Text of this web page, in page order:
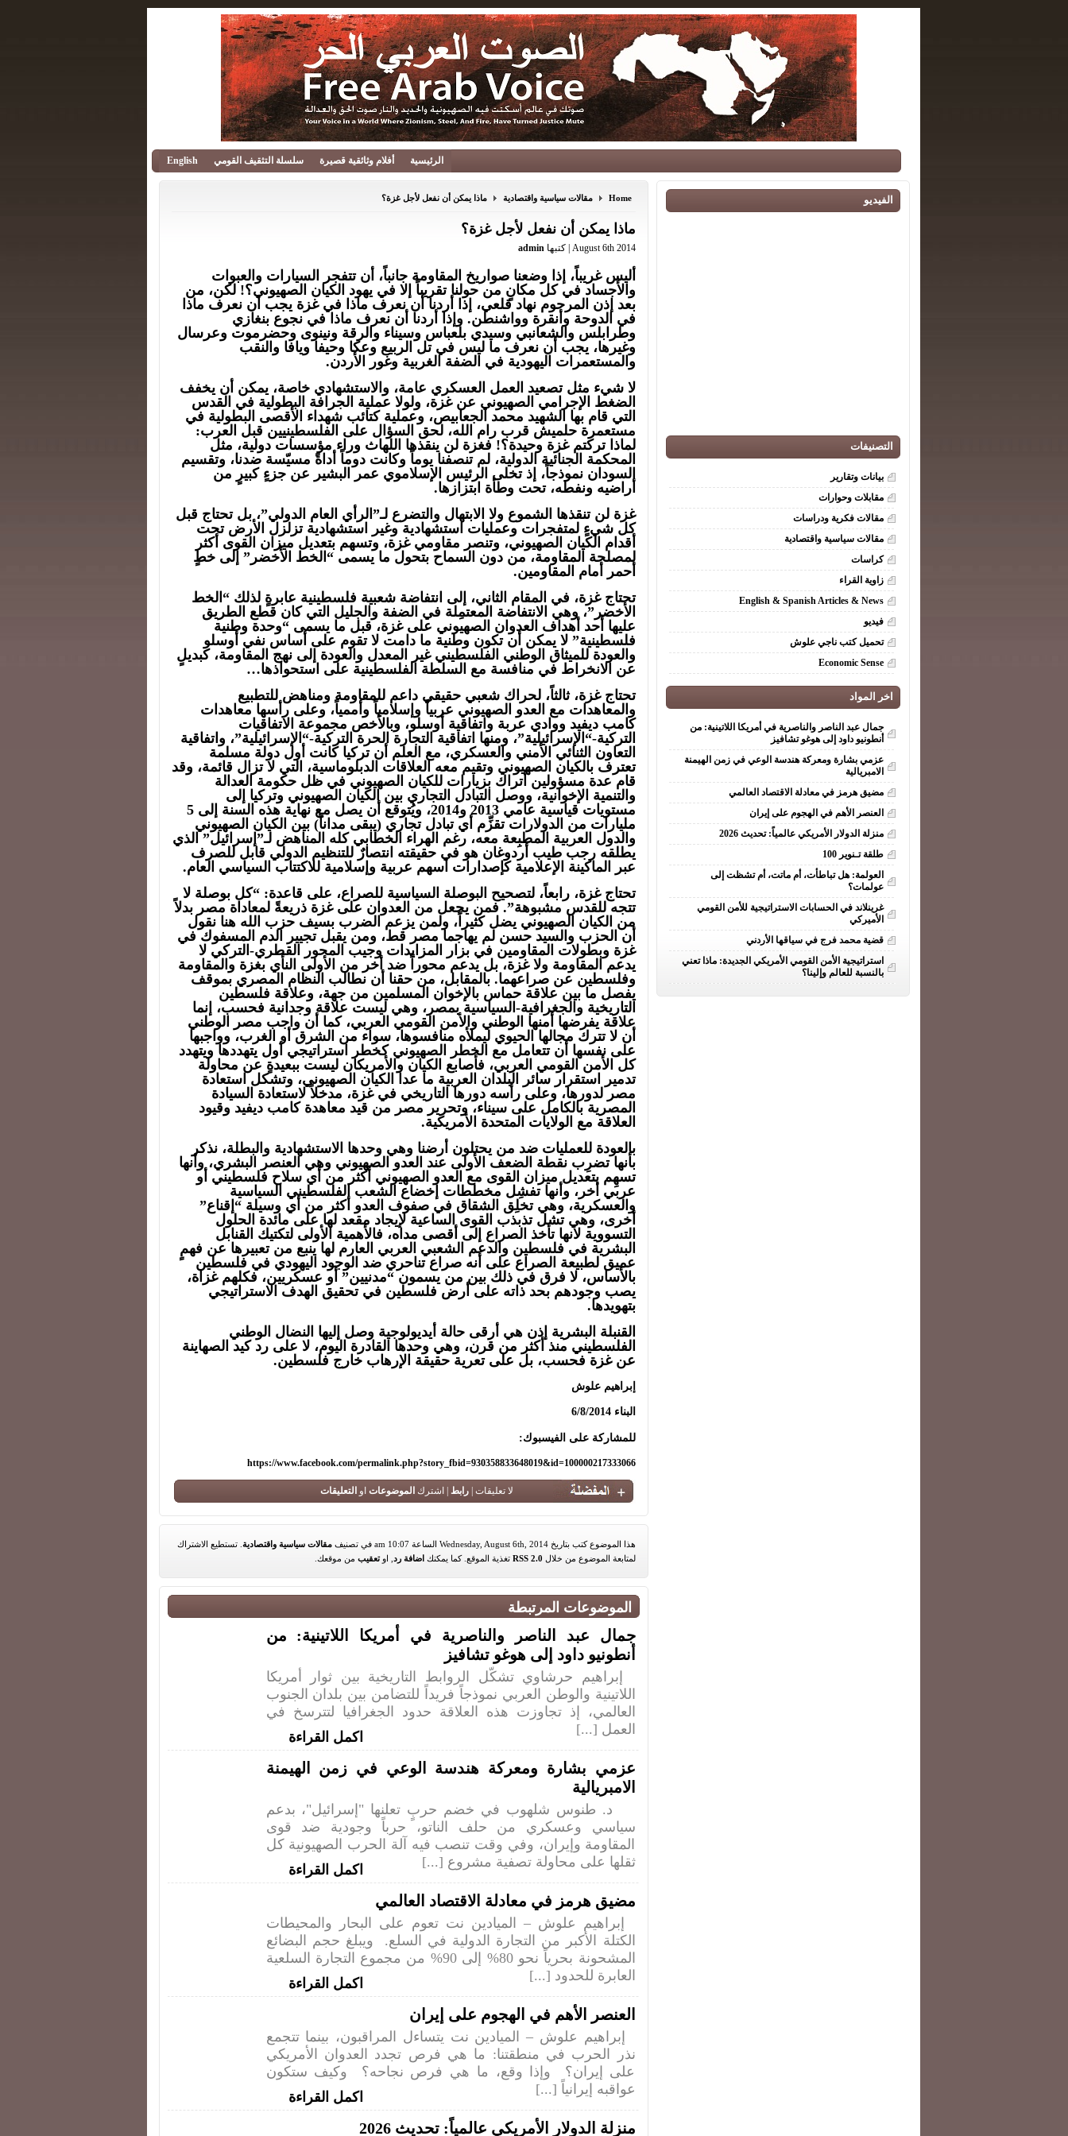
الرئيسية أفلام وثائقية قصيرة سلسلة التثقيف القومي English
Home مقالات سياسية واقتصادية ماذا يمكن أن نفعل لأجل غزة؟
ماذا يمكن أن نفعل لأجل غزة؟
August 6th 2014 | كتبها admin
أليس غريباً، إذا وضعنا صواريخ المقاومة جانباً، أن تتفجر السيارات والعبوات
والأجساد في كل مكانٍ من حولنا تقريباً إلا في يهود الكيان الصهيوني؟! لكن، من
بعد إذن المرحوم نهاد قلعي، إذا أردنا أن نعرف ماذا في غزة يجب أن نعرف ماذا
في الدوحة وأنقرة وواشنطن. وإذا أردنا أن نعرف ماذا في نجوع بنغازي
وطرابلس والشعانبي وسيدي بلعباس وسيناء والرقة ونينوى وحضرموت وعرسال
وغيرها، يجب أن نعرف ما ليس في تل الربيع وعكا وحيفا ويافا والنقب
والمستعمرات اليهودية في الضفة الغربية وغور الأردن.
لا شيء مثل تصعيد العمل العسكري عامة، والاستشهادي خاصة، يمكن أن يخفف
الضغط الإجرامي الصهيوني عن غزة، ولولا عملية الجرافة البطولية في القدس
التي قام بها الشهيد محمد الجعابيص، وعملية كتائب شهداء الأقصى البطولية في
مستعمرة حلميش قرب رام الله، لحق السؤال على الفلسطينيين قبل العرب:
لماذا تركتم غزة وحيدة؟! فغزة لن ينقذها اللهاث وراء مؤسسات دولية، مثل
المحكمة الجنائية الدولية، لم تنصفنا يوماً وكانت دوماً أداةً مسيّسة ضدنا، وتقسيم
السودان نموذجاً، إذ تخلى الرئيس الإسلاموي عمر البشير عن جزءٍ كبيرٍ من
أراضيه ونفطه، تحت وطأة ابتزازها.
غزة لن تنقذها الشموع ولا الابتهال والتضرع لـ”الرأي العام الدولي”، بل تحتاج قبل
كل شيءٍ لمتفجرات وعمليات استشهادية وغير استشهادية تزلزل الأرض تحت
أقدام الكيان الصهيوني، وتنصر مقاومي غزة، وتسهم بتعديل ميزان القوى أكثر
لمصلحة المقاومة، من دون السماح بتحول ما يسمى “الخط الأخضر” إلى خطٍ
أحمر أمام المقاومين.
تحتاج غزة، في المقام الثاني، إلى انتفاضة شعبية فلسطينية عابرةٍ لذلك “الخط
الأخضر”، وهي الانتفاضة المعتمِلة في الضفة والجليل التي كان قطع الطريق
عليها أحد أهداف العدوان الصهيوني على غزة، قبل ما يسمى “وحدة وطنية
فلسطينية” لا يمكن أن تكون وطنية ما دامت لا تقوم على أساس نفي أوسلو
والعودة للميثاق الوطني الفلسطيني غير المعدل والعودة إلى نهج المقاومة، كبديلٍ
عن الانخراط في منافسة مع السلطة الفلسطينية على استحواذها…
تحتاج غزة، ثالثاً، لحراك شعبي حقيقي داعم للمقاومة ومناهض للتطبيع
والمعاهدات مع العدو الصهيوني عربياً وإسلامياً وأممياً، وعلى رأسها معاهدات
كامب ديفيد ووادي عربة واتفاقية أوسلو، وبالأخص مجموعة الاتفاقيات
التركية-“الإسرائيلية”، ومنها اتفاقية التجارة الحرة التركية-“الإسرائيلية”، واتفاقية
التعاون الثنائي الأمني والعسكري، مع العلم أن تركيا كانت أول دولة مسلمة
تعترف بالكيان الصهيوني وتقيم معه العلاقات الدبلوماسية، التي لا تزال قائمة، وقد
قام عدة مسؤولين أتراك بزيارات للكيان الصهيوني في ظل حكومة العدالة
والتنمية الإخوانية، ووصل التبادل التجاري بين الكيان الصهيوني وتركيا إلى
مستويات قياسية عامي 2013 و2014، ويُتوقع أن يصل مع نهاية هذه السنة إلى 5
مليارات من الدولارات تقزِّم أي تبادل تجاري (يبقى مداناً) بين الكيان الصهيوني
والدول العربية المطبِعة معه، رغم الهراء الخطابي كله المناهض لـ”إسرائيل” الذي
يطلقه رجب طيب أردوغان هو في حقيقته انتصارٌ للتنظيم الدولي قابل للصرف
عبر الماكينة الإعلامية كإصدارات أسهم عربية وإسلامية للاكتتاب السياسي العام.
تحتاج غزة، رابعاً، لتصحيح البوصلة السياسية للصراع، على قاعدة: “كل بوصلة لا
تتجه للقدس مشبوهة”. فمن يجعل من العدوان على غزة ذريعةً لمعاداة مصر بدلاً
من الكيان الصهيوني يضل كثيراً، ولمن يزعم الضرب بسيف حزب الله هنا نقول
أن الحزب والسيد حسن لم يهاجما مصر قط، ومن يقبل تجيير الدم المسفوك في
غزة وبطولات المقاومين في بزار المزايدات وجيب المحور القطري-التركي لا
يدعم المقاومة ولا غزة، بل يدعم محوراً ضد أخر من الأولى النأي بغزة والمقاومة
وفلسطين عن صراعهما. بالمقابل، من حقنا أن نطالب النظام المصري بموقف
يفصل ما بين علاقة حماس بالإخوان المسلمين من جهة، وعلاقة فلسطين
التاريخية والجغرافية-السياسية بمصر، وهي ليست علاقة وجدانية فحسب، إنما
علاقة يفرضها أمنها الوطني والأمن القومي العربي، كما أن واجب مصر الوطني
أن لا تترك مجالها الحيوي ليملأه منافسوها، سواء من الشرق أو الغرب، وواجبها
على نفسها أن تتعامل مع الخطر الصهيوني كخطر استراتيجي أول يتهددها ويتهدد
كل الأمن القومي العربي، فأصابع الكيان والأمريكان ليست ببعيدةٍ عن محاولة
تدمير استقرار سائر البلدان العربية ما عدا الكيان الصهيوني، وتشكل استعادة
مصر لدورها، وعلى رأسه دورها التاريخي في غزة، مدخلاً لاستعادة السيادة
المصرية بالكامل على سيناء، وتحرير مصر من قيد معاهدة كامب ديفيد وقيود
العلاقة مع الولايات المتحدة الأمريكية.
بالعودة للعمليات ضد من يحتلون أرضنا وهي وحدها الاستشهادية والبطلة، نذكر
بأنها تضرِب نقطة الضعف الأولى عند العدو الصهيوني وهي العنصر البشري، وأنها
تسهِم بتعديل ميزان القوى مع العدو الصهيوني أكثر من أي سلاح فلسطيني أو
عربي أخر، وأنها تفشِل مخططات إخضاع الشعب الفلسطيني السياسية
والعسكرية، وهي تخلِق الشقاق في صفوف العدو أكثر من أي وسيلة “إقناع”
أخرى، وهي تشل تذبذب القوى الساعية لإيجاد مقعد لها على مائدة الحلول
التسووية لأنها تأخذ الصراع إلى أقصى مداه، فالأهمية الأولى لتكتيك القنابل
البشرية في فلسطين والدعم الشعبي العربي العارم لها ينبع من تعبيرها عن فهمٍ
عميق لطبيعة الصراع على أنه صراع تناحري ضد الوجود اليهودي في فلسطين
بالأساس، لا فرق في ذلك بين من يسمون “مدنيين” أو عسكريين، فكلهم غزاة،
يصب وجودهم بحد ذاته على أرض فلسطين في تحقيق الهدف الاستراتيجي
بتهويدها.
القنبلة البشرية إذن هي أرقى حالة أيديولوجية وصل إليها النضال الوطني
الفلسطيني منذ أكثر من قرن، وهي وحدها القادرة اليوم، لا على رد كيد الصهاينة
عن غزة فحسب، بل على تعرية حقيقة الإرهاب خارج فلسطين.
إبراهيم علوش
البناء 6/8/2014
للمشاركة على الفيسبوك:
https://www.facebook.com/permalink.php?story_fbid=930358833648019&id=100000217333066
لا تعليقات |رابط | اشتركالموضوعات اوالتعليقات
هذا الموضوع كتب بتاريخ Wednesday, August 6th, 2014 الساعة 10:07 am في تصنيف مقالات سياسية واقتصادية . تستطيع الاشتراك
لمتابعة الموضوع من خلال RSS 2.0 تغذية الموقع. كما يمكنكاضافة رد , اوتعقيب من موقعك.
الموضوعات المرتبطة
جمال عبد الناصر والناصرية في أمريكا اللاتينية: من
أنطونيو داود إلى هوغو تشافيز
إبراهيم حرشاوي تشكّل الروابط التاريخية بين ثوار أمريكا
اللاتينية والوطن العربي نموذجاً فريداً للتضامن بين بلدان الجنوب
العالمي، إذ تجاوزت هذه العلاقة حدود الجغرافيا لتترسخ في
العمل [...]
اكمل القراءة
عزمي بشارة ومعركة هندسة الوعي في زمن الهيمنة
الامبريالية
د. طنوس شلهوب في خضم حربٍ تعلنها "إسرائيل"، بدعم
سياسي وعسكري من حلف الناتو، حرباً وجودية ضد قوى
المقاومة وإيران، وفي وقت تنصب فيه آلة الحرب الصهيونية كل
ثقلها على محاولة تصفية مشروع [...]
اكمل القراءة
مضيق هرمز في معادلة الاقتصاد العالمي
إبراهيم علوش – الميادين نت تعوم على البحار والمحيطات
الكتلة الأكبر من التجارة الدولية في السلع. ويبلغ حجم البضائع
المشحونة بحرياً نحو 80% إلى 90% من مجموع التجارة السلعية
العابرة للحدود [...]
اكمل القراءة
العنصر الأهم في الهجوم على إيران
إبراهيم علوش – الميادين نت يتساءل المراقبون، بينما تتجمع
نذر الحرب في منطقتنا: ما هي فرص تجدد العدوان الأمريكي
على إيران؟ وإذا وقع، ما هي فرص نجاحه؟ وكيف ستكون
عواقبه إيرانياً [...]
اكمل القراءة
منزلة الدولار الأمريكي عالمياً: تحديث 2026
الفيديو
التصنيفات
بيانات وتقارير
مقابلات وحوارات
مقالات فكرية ودراسات
مقالات سياسية واقتصادية
كراسات
زاوية القراء
English & Spanish Articles & News
فيديو
تحميل كتب ناجي علوش
Economic Sense
اخر المواد
جمال عبد الناصر والناصرية في أمريكا اللاتينية: من
أنطونيو داود إلى هوغو تشافيز
عزمي بشارة ومعركة هندسة الوعي في زمن الهيمنة
الامبريالية
مضيق هرمز في معادلة الاقتصاد العالمي
العنصر الأهم في الهجوم على إيران
منزلة الدولار الأمريكي عالمياً: تحديث 2026
طلقة تـنوير 100
العولمة: هل تباطأت، أم ماتت، أم تشظت إلى
عولمات؟
غرينلاند في الحسابات الاستراتيجية للأمن القومي
الأميركي
قضية محمد فرج في سياقها الأردني
استراتيجية الأمن القومي الأمريكي الجديدة: ماذا تعني
بالنسبة للعالم وإلينا؟